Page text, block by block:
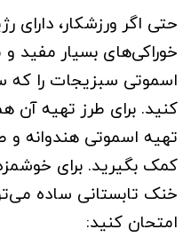
حتی اگر ورزشکار، دارای
خوراکی‌های بسیار مفید
اسموتی سبزیجات را که
کنید. برای طرز تهیه آن
تهیه اسموتی هندوانه و
کمک بگیرید. برای
خنک تابستانی ساده
امتحان کنید: